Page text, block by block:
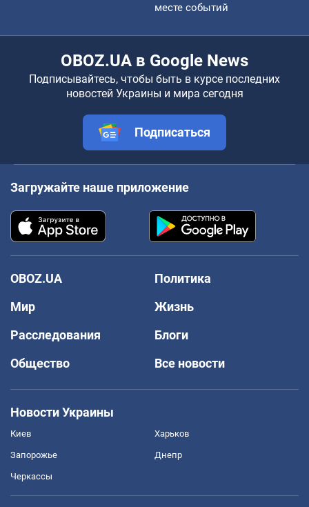
месте событий
OBOZ.UA в Google News
Подписывайтесь, чтобы быть в курсе последних
новостей Украины и мира сегодня
Подписаться
Загружайте наше приложение
OBOZ.UA
Политика
Мир
Жизнь
Расследования
Блоги
Общество
Все новости
Новости Украины
Киев Харьков
Запорожье Днепр
Черкассы